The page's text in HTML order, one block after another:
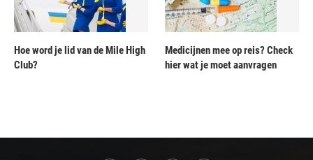
Hoe word je lid van de Mile High
Club?
Medicijnen mee op reis? Check
hier wat je moet aanvragen